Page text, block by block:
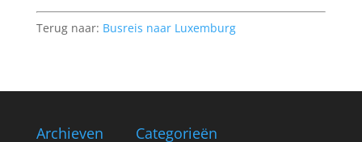
Terug naar: Busreis naar Luxemburg
Archieven Categorieën